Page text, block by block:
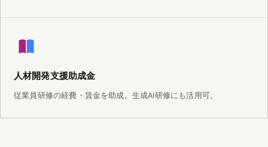
人材開発支援助成金
従業員研修の経費・賃金を助成。生成AI研修にも活用可。